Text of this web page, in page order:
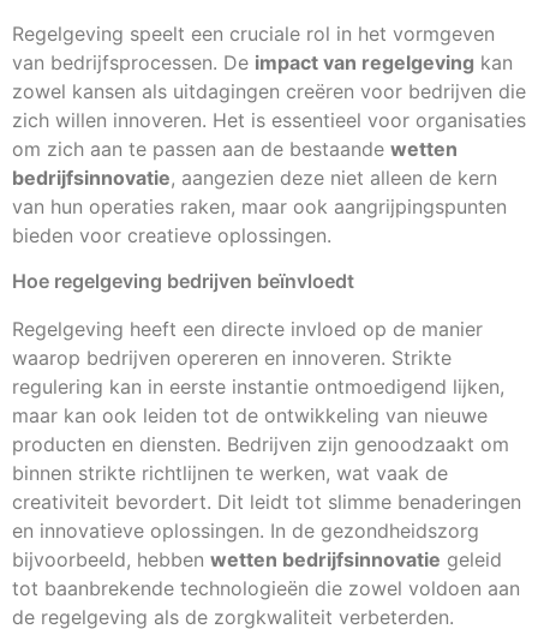
Regelgeving speelt een cruciale rol in het vormgeven
van bedrijfsprocessen. De impact van regelgeving kan
zowel kansen als uitdagingen creëren voor bedrijven die
zich willen innoveren. Het is essentieel voor organisaties
om zich aan te passen aan de bestaande wetten
bedrijfsinnovatie, aangezien deze niet alleen de kern
van hun operaties raken, maar ook aangrijpingspunten
bieden voor creatieve oplossingen.
Hoe regelgeving bedrijven beïnvloedt
Regelgeving heeft een directe invloed op de manier
waarop bedrijven opereren en innoveren. Strikte
regulering kan in eerste instantie ontmoedigend lijken,
maar kan ook leiden tot de ontwikkeling van nieuwe
producten en diensten. Bedrijven zijn genoodzaakt om
binnen strikte richtlijnen te werken, wat vaak de
creativiteit bevordert. Dit leidt tot slimme benaderingen
en innovatieve oplossingen. In de gezondheidszorg
bijvoorbeeld, hebben wetten bedrijfsinnovatie geleid
tot baanbrekende technologieën die zowel voldoen aan
de regelgeving als de zorgkwaliteit verbeterden.